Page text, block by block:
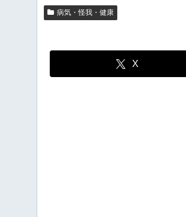
病気・怪我・健康
X